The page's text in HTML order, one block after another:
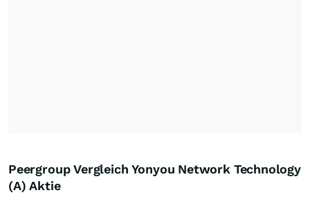
Peergroup Vergleich Yonyou Network Technology
(A) Aktie